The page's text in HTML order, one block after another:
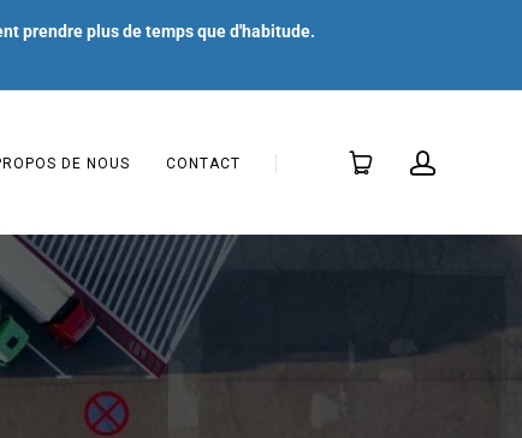
prendre plus de temps que d'habitude.
DE NOUS CONTACT